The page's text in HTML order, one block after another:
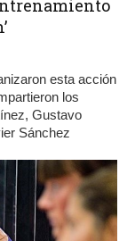
esta acción
los
Gustavo
Sánchez